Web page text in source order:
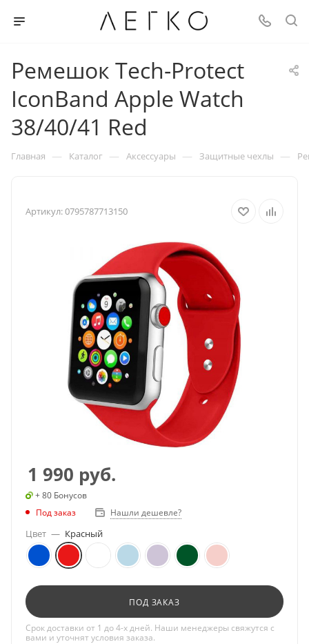
Ремешок Tech-Protect
IconBand Apple Watch
38/40/41 Red
Главная — Каталог — Аксессуары — Защитные чехлы —
Артикул:0795787713150
1 990 руб.
+ 80 Бонусов
Под заказ
Нашли дешевле?
Цвет — Красный
ПОД ЗАКАЗ
Срок доставки от 1 до 4-х дней. Наши менеджеры свяжутся с
вами и уточнят условия заказа.